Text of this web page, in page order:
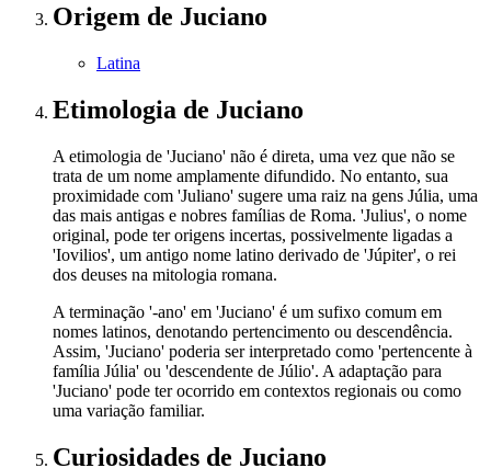
Origem de Juciano
Latina
Etimologia de Juciano
A etimologia de 'Juciano' não é direta, uma vez que não se
trata de um nome amplamente difundido. No entanto, sua
proximidade com 'Juliano' sugere uma raiz na gens Júlia, uma
das mais antigas e nobres famílias de Roma. 'Julius', o nome
original, pode ter origens incertas, possivelmente ligadas a
'Iovilios', um antigo nome latino derivado de 'Júpiter', o rei
dos deuses na mitologia romana.
A terminação '-ano' em 'Juciano' é um sufixo comum em
nomes latinos, denotando pertencimento ou descendência.
Assim, 'Juciano' poderia ser interpretado como 'pertencente à
família Júlia' ou 'descendente de Júlio'. A adaptação para
'Juciano' pode ter ocorrido em contextos regionais ou como
uma variação familiar.
Curiosidades de Juciano